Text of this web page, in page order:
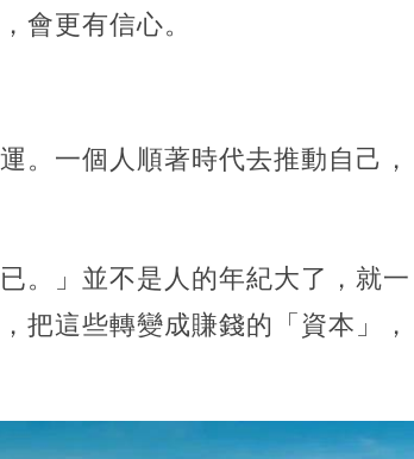
會更有信心。
。一個人順著時代去推動自己，
。」並不是人的年紀大了，就一
把這些轉變成賺錢的「資本」，